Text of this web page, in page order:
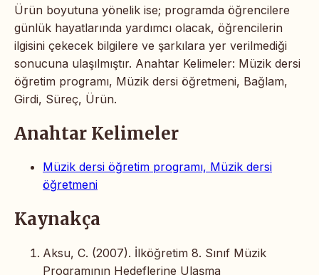
Ürün boyutuna yönelik ise; programda öğrencilere
günlük hayatlarında yardımcı olacak, öğrencilerin
ilgisini çekecek bilgilere ve şarkılara yer verilmediği
sonucuna ulaşılmıştır. Anahtar Kelimeler: Müzik dersi
öğretim programı, Müzik dersi öğretmeni, Bağlam,
Girdi, Süreç, Ürün.
Anahtar Kelimeler
Müzik dersi öğretim programı, Müzik dersi
öğretmeni
Kaynakça
Aksu, C. (2007). İlköğretim 8. Sınıf Müzik
Programının Hedeflerine Ulaşma